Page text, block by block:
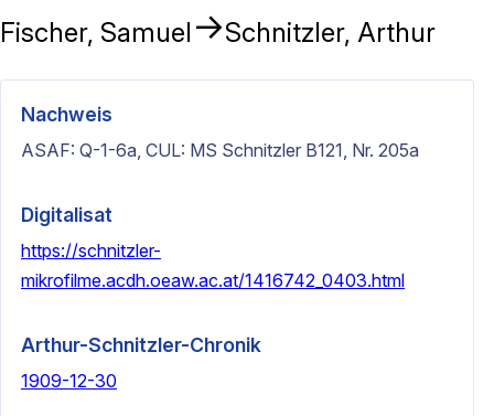
Fischer, Samuel →Schnitzler, Arthur
Nachweis
ASAF: Q-1-6a, CUL: MS Schnitzler B121, Nr. 205a
Digitalisat
https://schnitzler-
mikrofilme.acdh.oeaw.ac.at/1416742_0403.html
Arthur-Schnitzler-Chronik
1909-12-30